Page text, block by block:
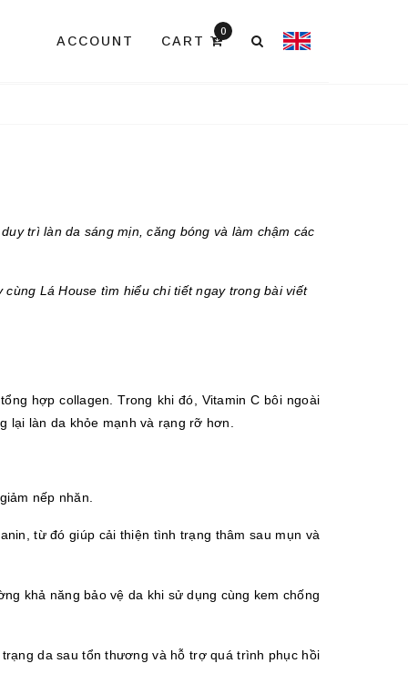
ACCOUNT CART
0
trì làn da sáng mịn, căng bóng và làm chậm các
Lá House tìm hiểu chi tiết ngay trong bài viết
hợp collagen. Trong khi đó, Vitamin C bôi ngoài
lại làn da khỏe mạnh và rạng rỡ hơn.
nếp nhăn.
từ đó giúp cải thiện tình trạng thâm sau mụn và
khả năng bảo vệ da khi sử dụng cùng kem chống
da sau tổn thương và hỗ trợ quá trình phục hồi